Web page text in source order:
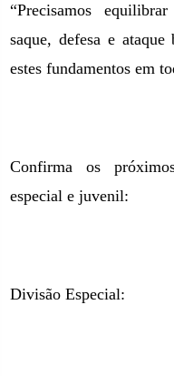
“Precisamos
saque, defesa e ataque
estes fundamentos em
Confirma os
especial e juvenil:
Divisão Especial: